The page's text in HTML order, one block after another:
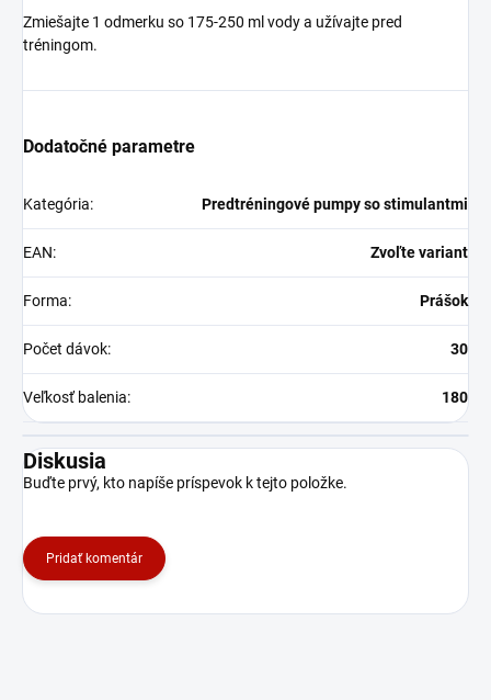
Zmiešajte 1 odmerku so 175-250 ml vody a užívajte pred
tréningom.
Dodatočné parametre
Kategória: Predtréningové pumpy so stimulantmi
EAN: Zvoľte variant
Forma: Prášok
Počet dávok: 30
Veľkosť balenia: 180
Diskusia
Buďte prvý, kto napíše príspevok k tejto položke.
Pridať komentár